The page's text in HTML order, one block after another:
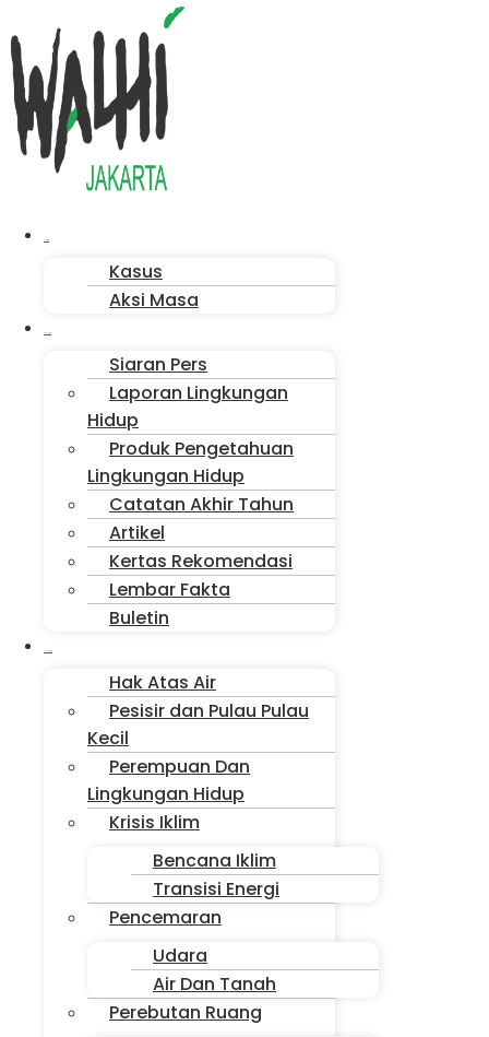
Menu
Kasus
Aksi Masa
Siaran Pers
Laporan Lingkungan
Hidup
Produk Pengetahuan
Lingkungan Hidup
Catatan Akhir Tahun
Artikel
Kertas Rekomendasi
Lembar Fakta
Buletin
Hak Atas Air
Pesisir dan Pulau Pulau
Kecil
Perempuan Dan
Lingkungan Hidup
Krisis Iklim
Bencana Iklim
Transisi Energi
Pencemaran
Udara
Air Dan Tanah
Perebutan Ruang